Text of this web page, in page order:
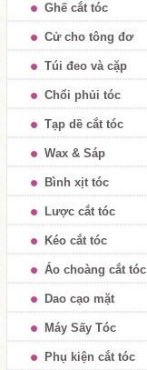
Ghế cắt tóc
Cử cho tông đơ
Túi đeo và cặp
Chổi phủi tóc
Tạp dề cắt tóc
Wax & Sáp
Bình xịt tóc
Lược cắt tóc
Kéo cắt tóc
Áo choàng cắt tóc
Dao cạo mặt
Máy Sấy Tóc
Phụ kiện cắt tóc